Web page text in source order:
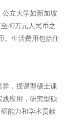
立大学如新加坡
40万元人民币之
。生活费用包括住
异，授课型硕士课
应用，研究型硕
能力和学术贡献